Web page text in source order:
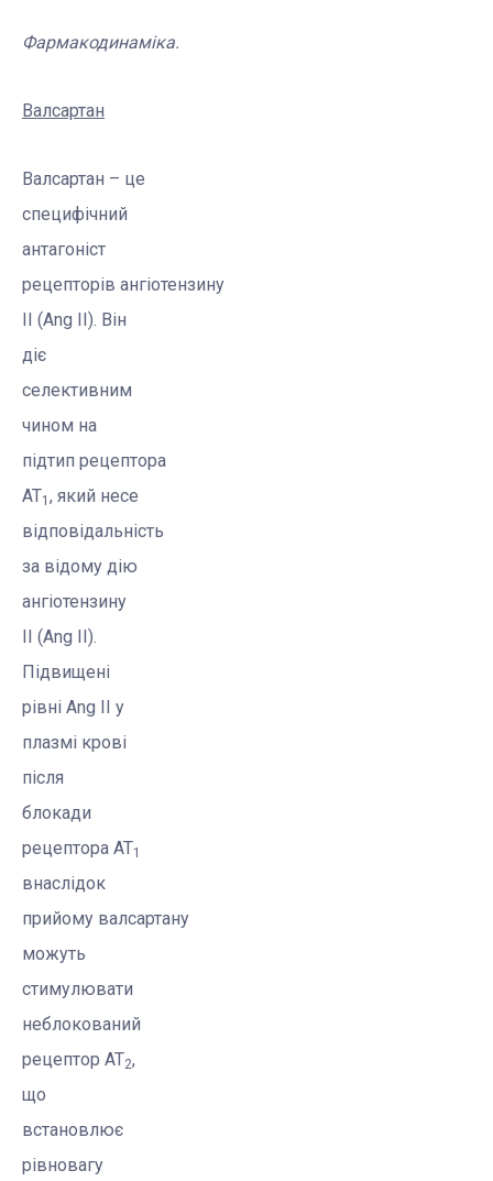
Фармакодинаміка.
Валсартан
Валсартан – це
специфічний
антагоніст
рецепторів ангіотензину
II (Ang II). Він
діє
селективним
чином на
підтип рецептора
AT1 , який несе
відповідальність
за відому дію
ангіотензину
II (Ang II).
Підвищені
рівні Ang II у
плазмі крові
після
блокади
рецептора AT1
внаслідок
прийому валсартану
можуть
стимулювати
неблокований
рецептор AT2,
що
встановлює
рівновагу